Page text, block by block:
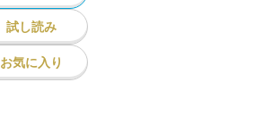
試し読み
お気に入り